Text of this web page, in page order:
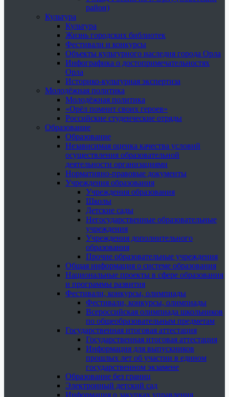
район)
Культура
Культура
Жизнь городских библиотек
Фестивали и конкурсы
Объекты культурного наследия города Орла
Инфографика о достопримечательностях
Орла
Историко-культурная экспертиза
Молодёжная политика
Молодёжная политика
«Орёл помнит своих героев»
Российские студенческие отряды
Образование
Образование
Независимая оценка качества условий
осуществления образовательной
деятельности организациями
Нормативно-правовые документы
Учреждения образования
Учреждения образования
Школы
Детские сады
Негосударственные образовательные
учреждения
Учреждения дополнительного
образования
Прочие образовательные учреждения
Общая информация о системе образования
Национальные проекты в сфере образования
и программы развития
Фестивали, конкурсы, олимпиады
Фестивали, конкурсы, олимпиады
Всероссийская олимпиада школьников
по общеобразовательным предметам
Государственная итоговая аттестация
Государственная итоговая аттестация
Информация для выпускников
прошлых лет об участии в едином
государственном экзамене
Образование без границ
Электронный детский сад
Информация о закупках управления